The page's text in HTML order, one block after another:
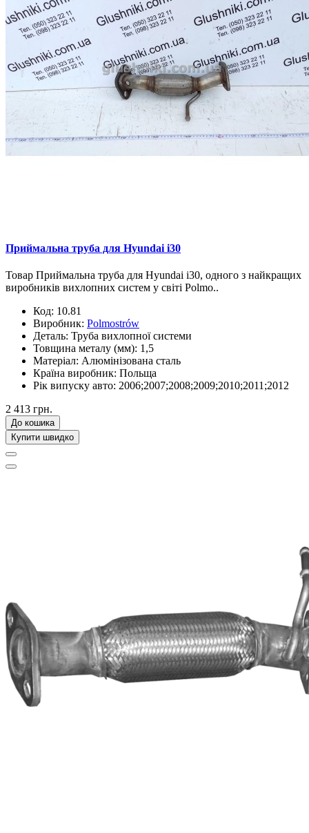
Приймальна труба для Hyundai i30
Товар Приймальна труба для Hyundai i30, одного з найкращих
виробників вихлопних систем у світі Polmo..
Код: 10.81
Виробник: Polmostrów
Деталь: Труба вихлопної системи
Товщина металу (мм): 1,5
Матеріал: Алюмінізована сталь
Країна виробник: Польща
Рік випуску авто: 2006;2007;2008;2009;2010;2011;2012
2 413 грн.
До кошика
Купити швидко